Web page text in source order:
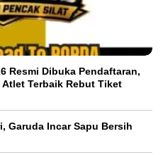
Resmi Dibuka Pendaftaran,
Terbaik Rebut Tiket
Garuda Incar Sapu Bersih